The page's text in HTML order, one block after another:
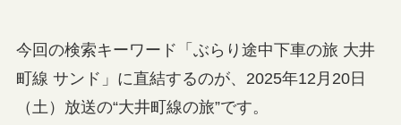
今回の検索キーワード「ぶらり途中下車の旅 大井
町線 サンド」に直結するのが、2025年12月20日
（土）放送の“大井町線の旅”です。